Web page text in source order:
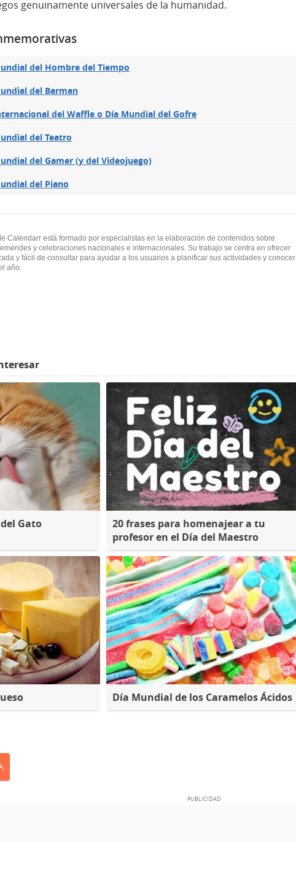
genuinamente universales de la humanidad.
del Hombre del Tiempo
del Barman
del Waffle o Día Mundial del Gofre
del Teatro
del Gamer (y del Videojuego)
del Piano
Calendarr está formado por especialistas en la elaboración de contenidos sobre
y celebraciones nacionales e internacionales. Su trabajo se centra en ofrecer
y fácil de consultar para ayudar a los usuarios a planificar sus actividades y conocer
año.
Gato
20 frases para homenajear a tu
profesor en el Día del Maestro
Día Mundial de los Caramelos Ácidos